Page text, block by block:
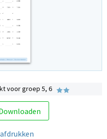
voor groep 5, 6